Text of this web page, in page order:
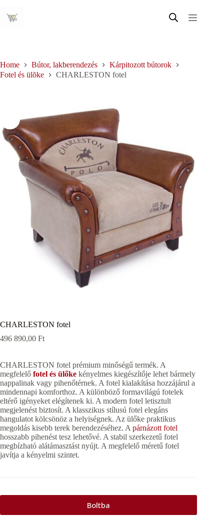
content
Home Bútor, lakberendezés
Kárpitozott bútorok
Fotel és ülõke
CHARLESTON fotel
CHARLESTON fotel
496 890,00 Ft
CHARLESTON fotel prémium minőségű termék. A
megfelelő fotel és ülőke kényelmes kiegészítője lehet bármely
nappalinak vagy pihenőtérnek. A fotel kialakítása hozzájárul a
mindennapi komforthoz. A különböző formavilágú fotelek
eltérő igényeket elégítenek ki. A modern fotel letisztult
megjelenést biztosít. A klasszikus stílusú fotel elegáns
hangulatot kölcsönöz a helyiségnek. Az ülőke praktikus
megoldás kisebb terek berendezéséhez. A párnázott fotel
hosszabb pihenést tesz lehetővé. A stabil szerkezetű fotel
megbízható alátámasztást nyújt. A megfelelő méretű fotel
javítja a kényelmi szintet.
Boltba